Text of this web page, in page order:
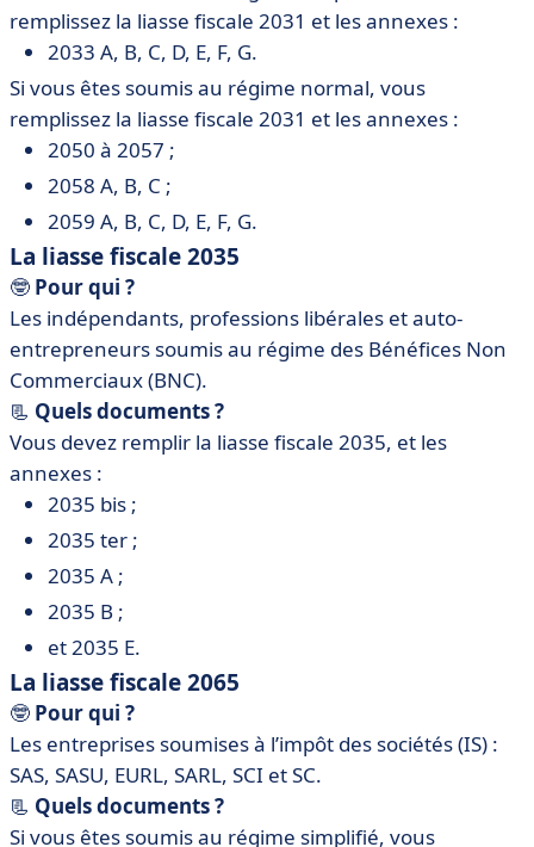
remplissez la liasse fiscale 2031 et les annexes :
2033 A, B, C, D, E, F, G.
Si vous êtes soumis au régime normal, vous
remplissez la liasse fiscale 2031 et les annexes :
2050 à 2057 ;
2058 A, B, C ;
2059 A, B, C, D, E, F, G.
La liasse fiscale 2035
🤓 Pour qui ?
Les indépendants, professions libérales et auto-
entrepreneurs soumis au régime des Bénéfices Non
Commerciaux (BNC).
📃 Quels documents ?
Vous devez remplir la liasse fiscale 2035, et les
annexes :
2035 bis ;
2035 ter ;
2035 A ;
2035 B ;
et 2035 E.
La liasse fiscale 2065
🤓 Pour qui ?
Les entreprises soumises à l’impôt des sociétés (IS) :
SAS, SASU, EURL, SARL, SCI et SC.
📃 Quels documents ?
Si vous êtes soumis au régime simplifié, vous